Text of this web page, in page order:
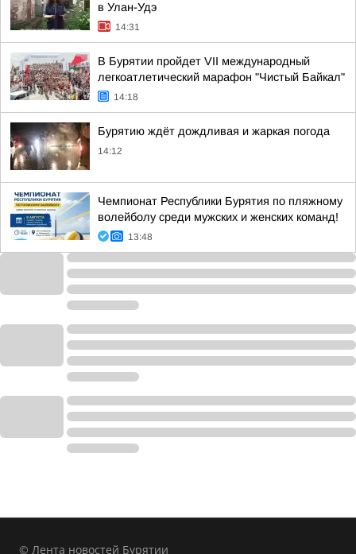
в Улан-Удэ
14:31
В Бурятии пройдет VII международный
легкоатлетический марафон "Чистый Байкал"
14:18
Бурятию ждёт дождливая и жаркая погода
14:12
Чемпионат Республики Бурятия по пляжному
волейболу среди мужских и женских команд!
13:48
© Лента новостей Бурятии